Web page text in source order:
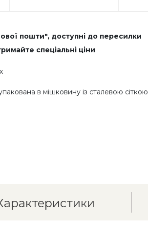
пошти", доступні до пересилки
спеціальні ціни
в мішковину із сталевою сіткою